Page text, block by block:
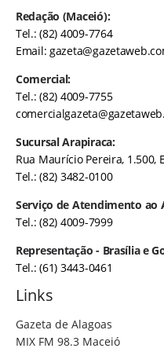
Redação (Maceió):
Tel.: (82) 4009-7764
Email:
Comercial:
Tel.: (82) 4009-7755
Sucursal Arapiraca:
Rua Maurício Pereira, 1.500,
Tel.: (82) 3482-0100
Serviço de Atendimento ao
Tel.: (82) 4009-7999
Representação - Brasília e
Tel.: (61) 3443-0461
Links
Gazeta de Alagoas
MIX FM 98.3 Maceió